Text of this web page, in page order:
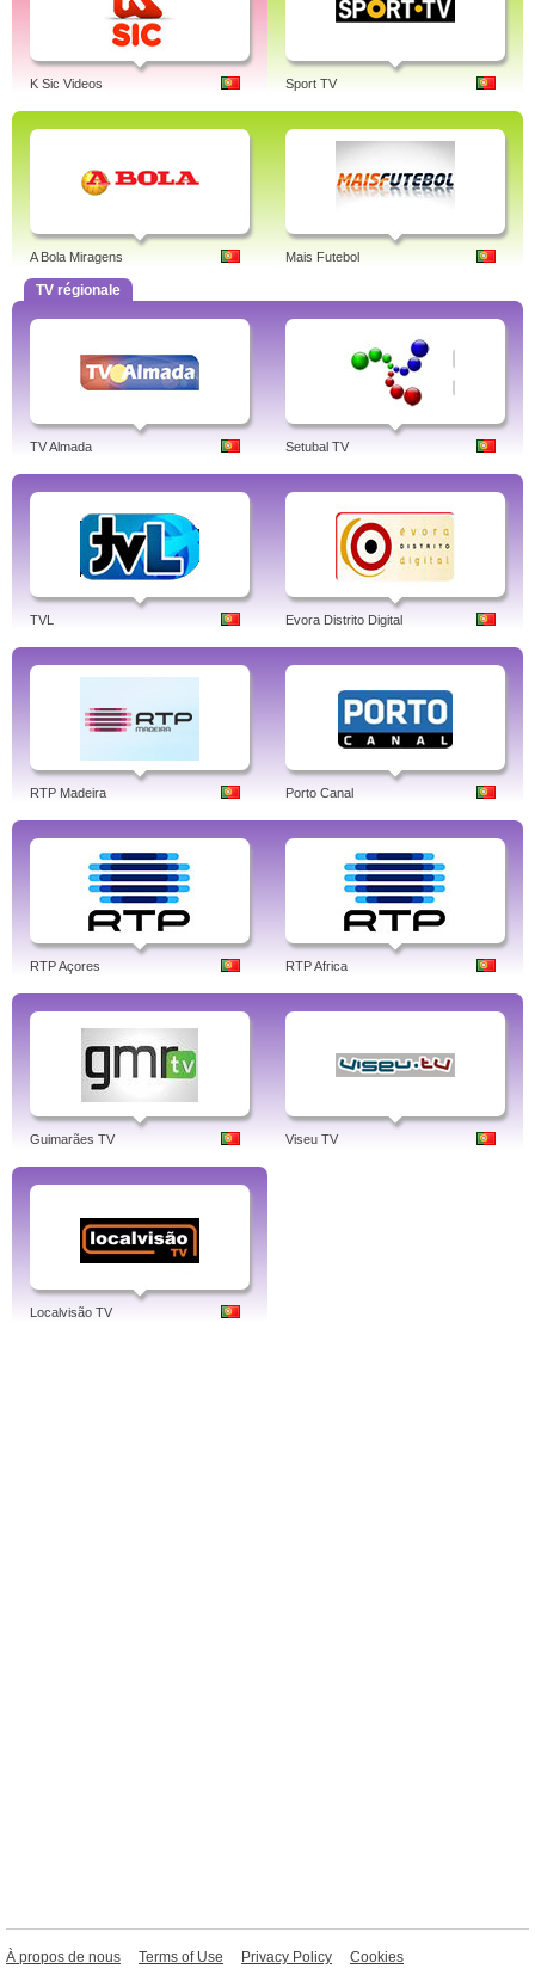
K Sic Videos Sport TV
A Bola Miragens Mais Futebol
TV régionale
TV Almada Setubal TV
TVL Evora Distrito Digital
RTP Madeira Porto Canal
RTP Açores RTP Africa
Guimarães TV Viseu TV
Localvisão TV
À propos de nous Terms of Use Privacy Policy Cookies